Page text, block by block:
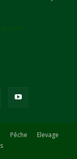
Pêche
Elevage